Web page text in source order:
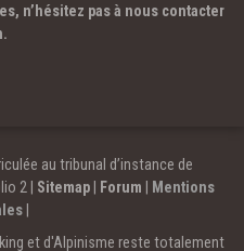
n’hésitez pas à nous contacter
au tribunal d’instance de
2 | Sitemap| Forum
Mentions
et d'Alpinisme reste totalement